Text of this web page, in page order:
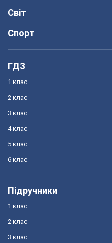
Світ
Спорт
ГДЗ
1 клас
2 клас
3 клас
4 клас
5 клас
6 клас
Підручники
1 клас
2 клас
3 клас